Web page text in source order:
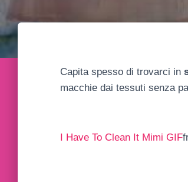
Capita spesso di trovarci in
macchie dai tessuti senza
I Have To Clean It Mimi GIF